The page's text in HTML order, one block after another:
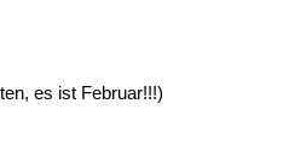
es ist Februar!!!)